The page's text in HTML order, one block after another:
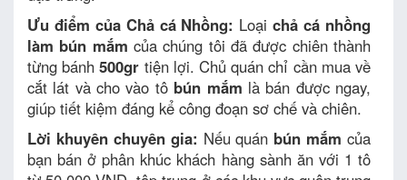
Ưu điểm của Chả cá Nhồng: Loạichả cá nhồng
làm bún mắm của chúng tôi đã được chiên thành
từng bánh500gr tiện lợi. Chủ quán chỉ cần mua về
cắt lát và cho vào tô bún mắm là bán được ngay,
giúp tiết kiệm đáng kể công đoạn sơ chế và chiên.
Lời khuyên chuyên gia: Nếu quán bún mắm của
bạn bán ở phân khúc khách hàng sành ăn với 1 tô